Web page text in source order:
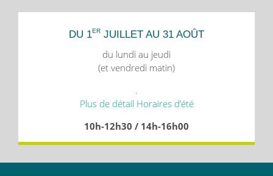
DU 1ER JUILLET AU 31 AOÛT
du lundi au jeudi
(et vendredi matin)
.
Plus de détail Horaires d’été
10h-12h30 / 14h-16h00